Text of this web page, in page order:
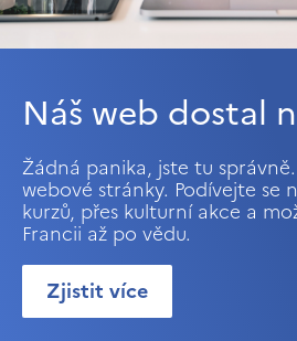
Náš web dostal
Žádná panika, jste tu
webové stránky. Podívejte se
kurzů, přes kulturní akce a
Francii až po vědu.
Zjistit více